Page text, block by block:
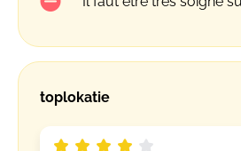
toplokatie